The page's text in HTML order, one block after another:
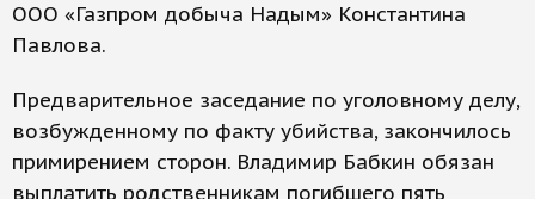
ООО «Газпром добыча Надым» Константина
Павлова.
Предварительное заседание по уголовному делу,
возбужденному по факту убийства, закончилось
примирением сторон. Владимир Бабкин обязан
выплатить родственникам погибшего пять